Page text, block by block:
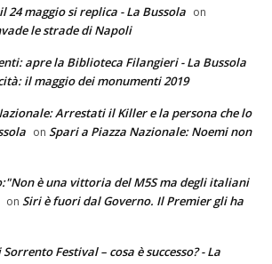
24 maggio si replica - La Bussola on
le strade di Napoli
apre la Biblioteca Filangieri - La Bussola
il maggio dei monumenti 2019
Arrestati il Killer e la persona che lo
on Spari a Piazza Nazionale: Noemi non
è una vittoria del M5S ma degli italiani
on Siri è fuori dal Governo. Il Premier gli ha
Festival – cosa è successo? - La